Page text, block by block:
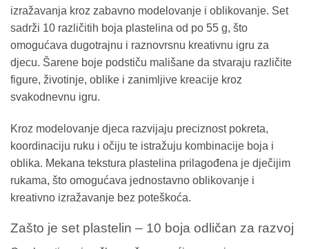
izražavanja kroz zabavno modelovanje i oblikovanje. Set
sadrži 10 različitih boja plastelina od po 55 g, što
omogućava dugotrajnu i raznovrsnu kreativnu igru za
djecu. Šarene boje podstiču mališane da stvaraju različite
figure, životinje, oblike i zanimljive kreacije kroz
svakodnevnu igru.
Kroz modelovanje djeca razvijaju preciznost pokreta,
koordinaciju ruku i očiju te istražuju kombinacije boja i
oblika. Mekana tekstura plastelina prilagođena je dječijim
rukama, što omogućava jednostavno oblikovanje i
kreativno izražavanje bez poteškoća.
Zašto je set plastelin – 10 boja odličan za razvoj